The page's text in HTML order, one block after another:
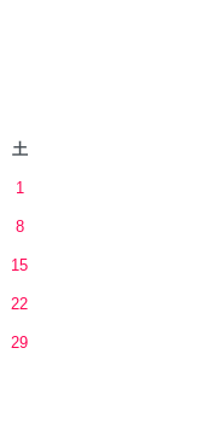
土
1
8
15
22
29